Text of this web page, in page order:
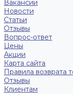
Вакансии
Новости
Статьи
Отзывы
Вопрос-ответ
Цены
Акции
Карта сайта
Правила возврата
Отзывы
Клиентам